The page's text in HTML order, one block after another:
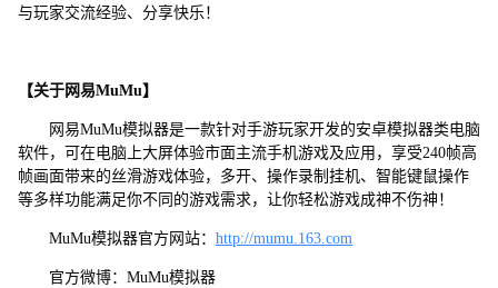
与玩家交流经验、分享快乐！
【关于网易MuMu】
网易MuMu模拟器是一款针对手游玩家开发的安卓模拟器类电脑
软件，可在电脑上大屏体验市面主流手机游戏及应用，享受240帧高
帧画面带来的丝滑游戏体验，多开、操作录制挂机、智能键鼠操作
等多样功能满足你不同的游戏需求，让你轻松游戏成神不伤神！
MuMu模拟器官方网站： http://mumu.163.com
官方微博：MuMu模拟器